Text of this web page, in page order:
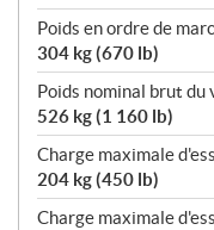
Poids en ordre de
304 kg (670 lb)
Poids nominal brut du
526 kg (1 160 lb)
Charge maximale
204 kg (450 lb)
Charge maximale